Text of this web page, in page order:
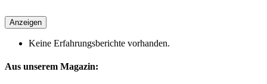
Anzeigen
Keine Erfahrungsberichte vorhanden.
Aus unserem Magazin: